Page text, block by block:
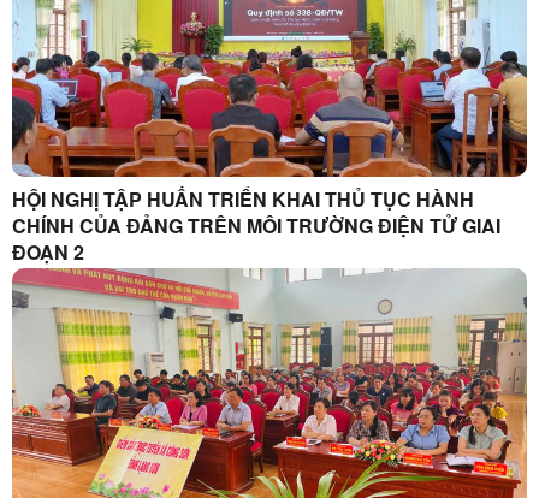
HỘI NGHỊ TẬP HUẤN TRIỂN KHAI THỦ TỤC HÀNH
CHÍNH CỦA ĐẢNG TRÊN MÔI TRƯỜNG ĐIỆN TỬ GIAI
ĐOẠN 2